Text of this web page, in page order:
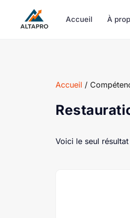
Accueil À
Accueil /
Voici le seul résultat